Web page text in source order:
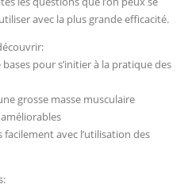
avec la plus grande efficacité.
pour s’initier à la pratique des
grosse masse musculaire
avec l’utilisation des